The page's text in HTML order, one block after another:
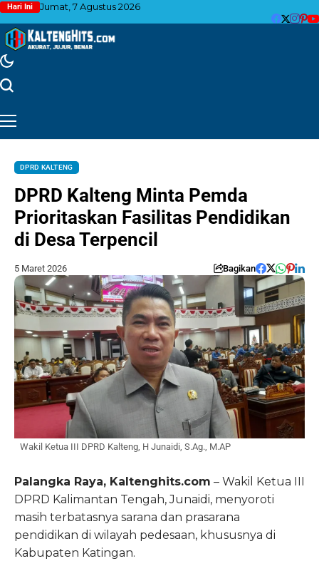
Hari Ini Jumat, 7 Agustus 2026
DPRD KALTENG
DPRD Kalteng Minta Pemda
Prioritaskan Fasilitas Pendidikan
di Desa Terpencil
5 Maret 2026 Bagikan
Wakil Ketua III DPRD Kalteng, H Junaidi, S.Ag., M.AP
Palangka Raya, Kaltenghits.com – Wakil Ketua III
DPRD Kalimantan Tengah,Junaidi, menyoroti
masih terbatasnya sarana dan prasarana
pendidikan di wilayah pedesaan, khususnya di
Kabupaten Katingan.